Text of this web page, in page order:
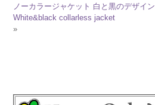
ノーカラージャケット 白と黒のデザイン
White&black collarless jacket
»